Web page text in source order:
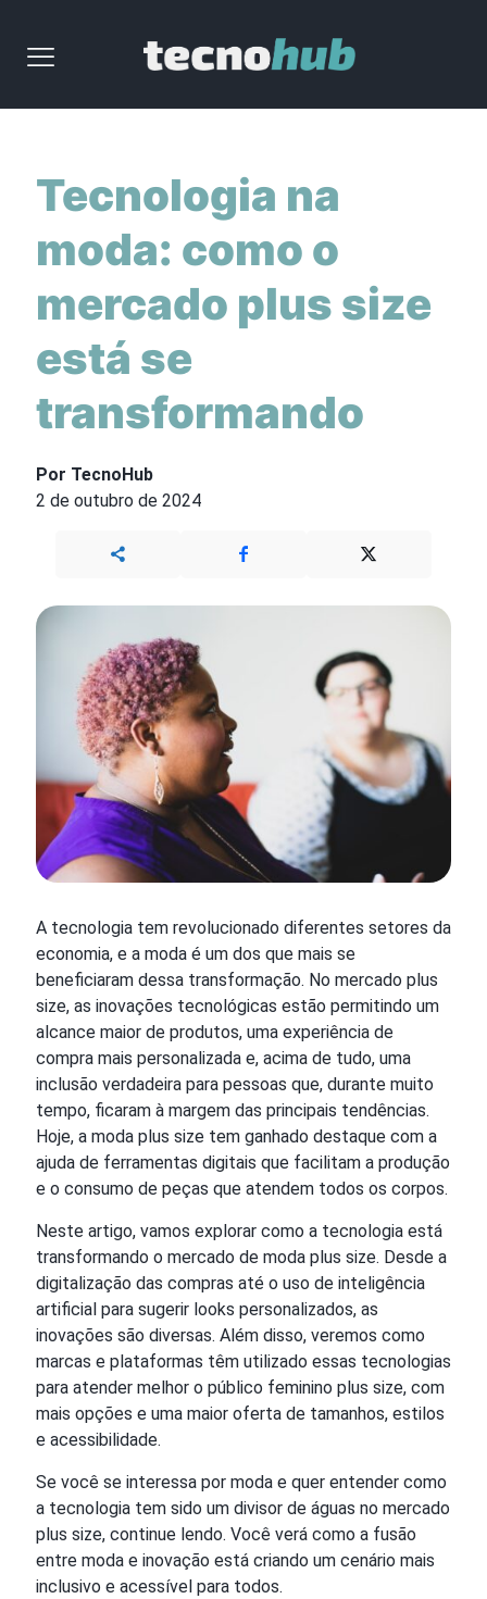
Tecnologia na
moda: como o
mercado plus size
está se
transformando
Por TecnoHub
2 de outubro de 2024
A tecnologia tem revolucionado diferentes setores da
economia, e a moda é um dos que mais se
beneficiaram dessa transformação. No mercado plus
size, as inovações tecnológicas estão permitindo um
alcance maior de produtos, uma experiência de
compra mais personalizada e, acima de tudo, uma
inclusão verdadeira para pessoas que, durante muito
tempo, ficaram à margem das principais tendências.
Hoje, a moda plus size tem ganhado destaque com a
ajuda de ferramentas digitais que facilitam a produção
e o consumo de peças que atendem todos os corpos.
Neste artigo, vamos explorar como a tecnologia está
transformando o mercado de moda plus size. Desde a
digitalização das compras até o uso de inteligência
artificial para sugerir looks personalizados, as
inovações são diversas. Além disso, veremos como
marcas e plataformas têm utilizado essas tecnologias
para atender melhor o público feminino plus size, com
mais opções e uma maior oferta de tamanhos, estilos
e acessibilidade.
Se você se interessa por moda e quer entender como
a tecnologia tem sido um divisor de águas no mercado
plus size, continue lendo. Você verá como a fusão
entre moda e inovação está criando um cenário mais
inclusivo e acessível para todos.